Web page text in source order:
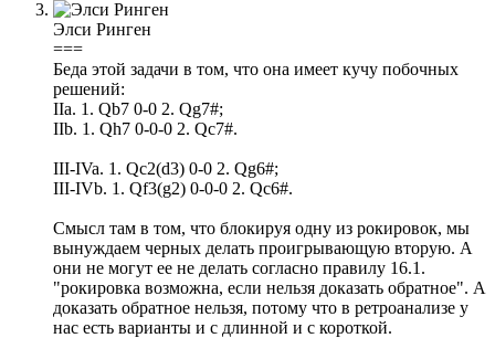
Элси Ринген
===
Беда этой задачи в том, что она имеет кучу побочных
решений:
IIa. 1. Qb7 0-0 2. Qg7#;
IIb. 1. Qh7 0-0-0 2. Qc7#.
III-IVa. 1. Qc2(d3) 0-0 2. Qg6#;
III-IVb. 1. Qf3(g2) 0-0-0 2. Qc6#.
Смысл там в том, что блокируя одну из рокировок, мы
вынуждаем черных делать проигрывающую вторую. А
они не могут ее не делать согласно правилу 16.1.
"рокировка возможна, если нельзя доказать обратное". А
доказать обратное нельзя, потому что в ретроанализе у
нас есть варианты и с длинной и с короткой.